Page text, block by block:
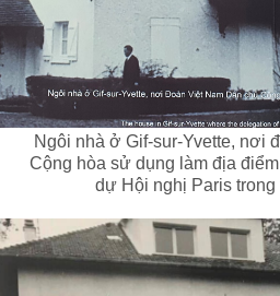
Ngôi nhà ở Gif-sur-Yvette, nơi
Cộng hòa sử dụng làm địa
dự Hội nghị Paris trong